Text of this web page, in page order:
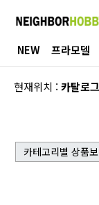
NEW 프라모델
현재위치 : 카탈로
카테고리별 상품